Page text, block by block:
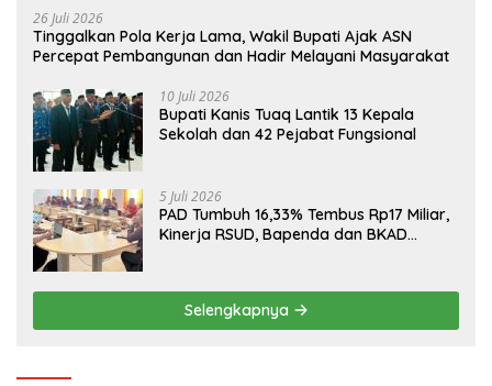
26 Juli 2026
Tinggalkan Pola Kerja Lama, Wakil Bupati Ajak ASN
Percepat Pembangunan dan Hadir Melayani Masyarakat
10 Juli 2026
Bupati Kanis Tuaq Lantik 13 Kepala
Sekolah dan 42 Pejabat Fungsional
5 Juli 2026
PAD Tumbuh 16,33% Tembus Rp17 Miliar,
Kinerja RSUD, Bapenda dan BKAD
Selengkapnya